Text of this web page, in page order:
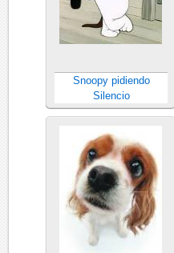
Snoopy pidiendo
Silencio